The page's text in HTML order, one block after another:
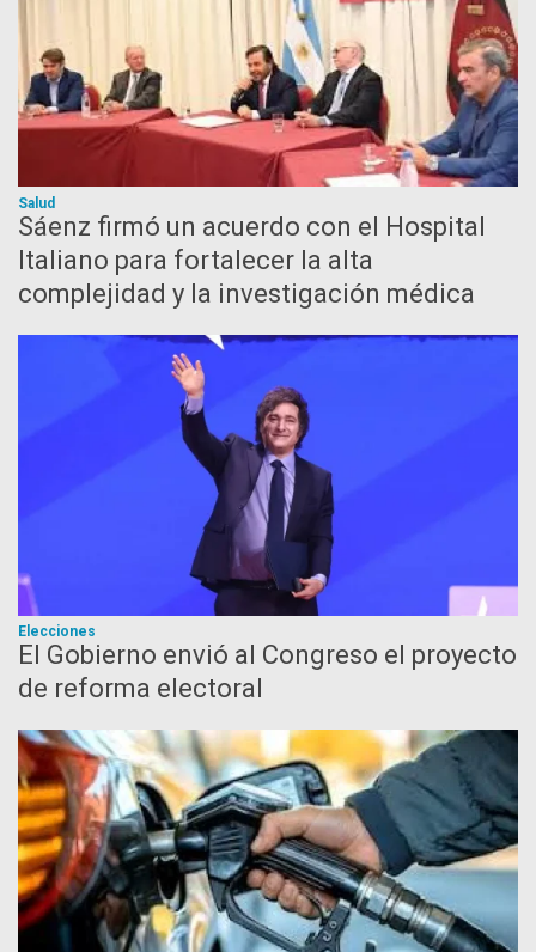
Salud
Sáenz firmó un acuerdo con el Hospital
Italiano para fortalecer la alta
complejidad y la investigación médica
Elecciones
El Gobierno envió al Congreso el proyecto
de reforma electoral